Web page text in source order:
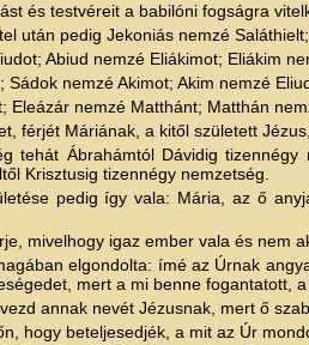
és testvéreit a babilóni fogságra
után pedig Jekoniás nemzé
Abiud nemzé Eliákimot; Eliákim
Sádok nemzé Akimot; Akim nemzé
Eleázár nemzé Matthánt; Matthán
férjét Máriának, a kitől született
tehát Ábrahámtól Dávidig
Krisztusig tizennégy nemzetség.
pedig így vala: Mária, az ő
mivelhogy igaz ember vala és nem
elgondolta: ímé az Úrnak
mert a mi benne fogantatott,
annak nevét Jézusnak, mert ő
hogy beteljesedjék, a mit az Úr